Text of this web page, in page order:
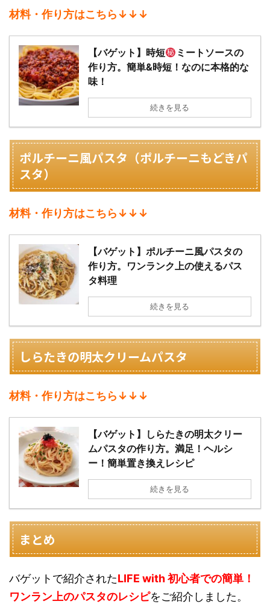
材料・作り方はこちら↓↓↓
【バゲット】時短
ミートソースの
作り方。簡単&時短！なのに本格的な
味！
続きを見る
ポルチーニ風パスタ（ポルチーニもどきパ
スタ）
材料・作り方はこちら↓↓↓
【バゲット】ポルチーニ風パスタの
作り方。ワンランク上の使えるパス
タ料理
続きを見る
しらたきの明太クリームパスタ
材料・作り方はこちら↓↓↓
【バゲット】しらたきの明太クリー
ムパスタの作り方。満足！ヘルシ
ー！簡単置き換えレシピ
続きを見る
まとめ
バゲットで紹介されたLIFE with 初心者での簡単！
ワンラン上のパスタのレシピをご紹介しました。